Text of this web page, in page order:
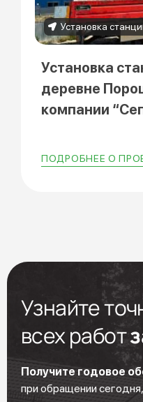
Установка
деревне
компании
ПОДРОБНЕЕ О
Узнайте
всех работ
Получите годовое
при обращении